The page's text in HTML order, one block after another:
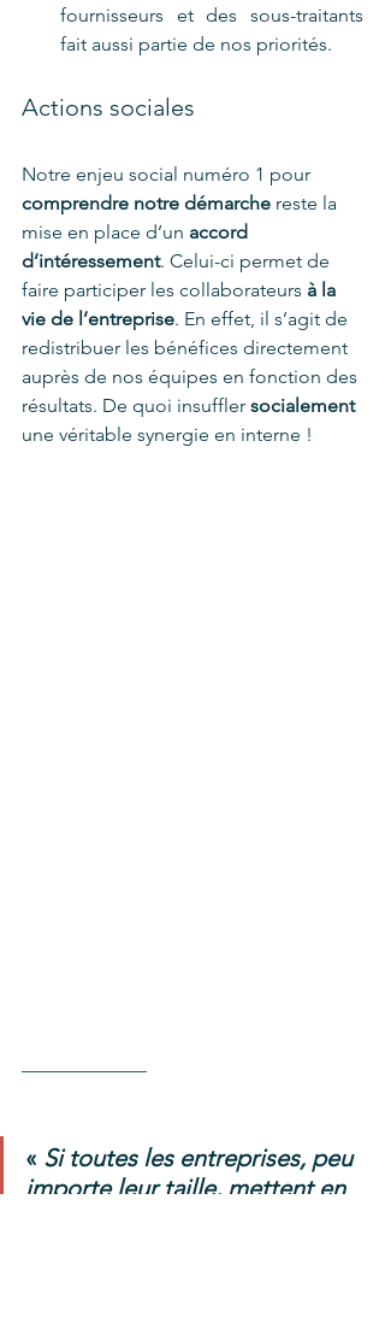
fournisseurs et des sous-traitants
fait aussi partie de nos priorités.
Actions sociales
Notre enjeu social numéro 1 pour
comprendre notre démarche reste la
mise en place d’un accord
d’intéressement. Celui-ci permet de
faire participer les collaborateurs à la
vie de l’entreprise. En effet, il s’agit de
redistribuer les bénéfices directement
auprès de nos équipes en fonction des
résultats. De quoi insuffler socialement
une véritable synergie en interne !
« Si toutes les entreprises, peu
importe leur taille, mettent en